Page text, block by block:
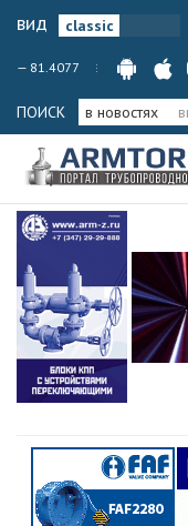
вид
— 81.4077
ПОИСК в новостях